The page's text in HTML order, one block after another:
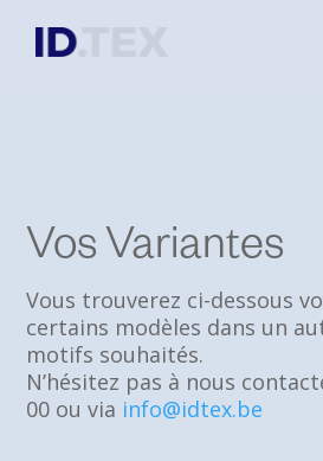
Vos Variantes
Vous trouverez ci-dessous
certains modèles dans un
motifs souhaités.
N’hésitez pas à nous
00 ou via info@idtex.be